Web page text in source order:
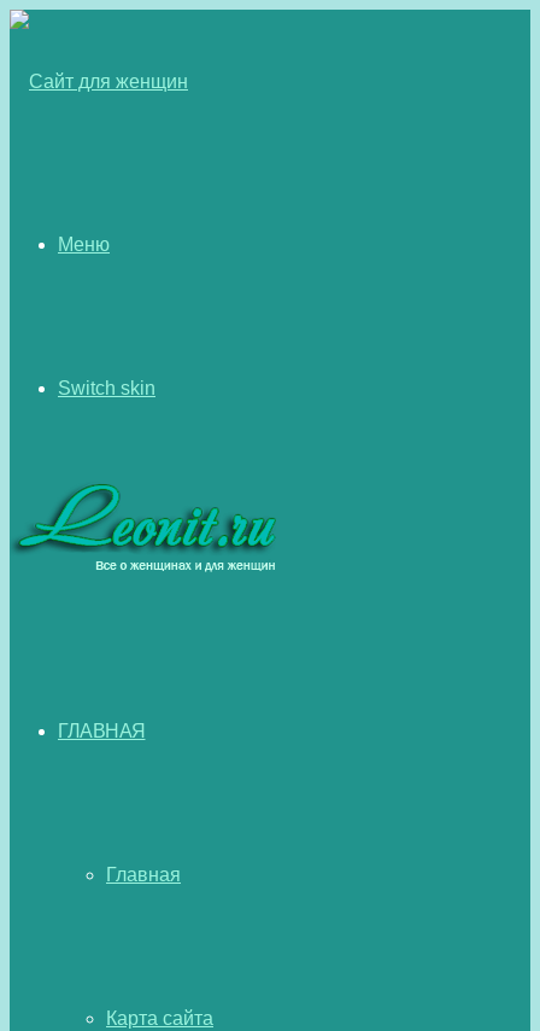
Меню
Switch skin
ГЛАВНАЯ
Главная
Карта сайта